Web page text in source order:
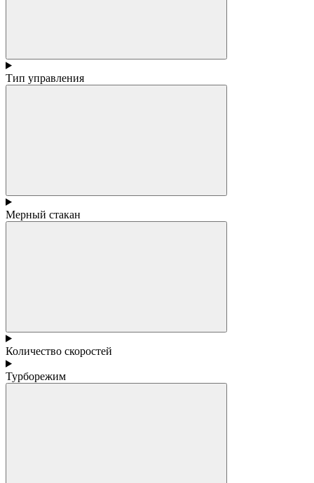
Тип управления
Мерный стакан
Количество скоростей
Турборежим